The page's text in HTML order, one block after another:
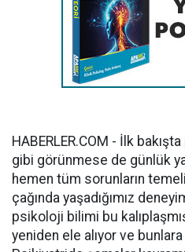
HABERLER.COM - İlk
gibi görünmese de günlük
hemen tüm sorunların
çağında yaşadığımız
psikoloji bilimi bu
yeniden ele alıyor ve bunlara